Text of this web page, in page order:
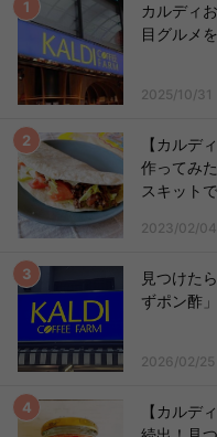
カルディ
目グルメ
2025/10/31
【カルデ
作ってみ
スキット
2023/02/04
見つけた
ずポン酢
2026/02/25
【カルデ